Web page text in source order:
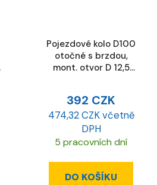
Pojezdové kolo D100
otočné s brzdou,
mont. otvor D 12,5
392 CZK
474,32 CZK včetně
DPH
5 pracovních dní
DO KOŠÍKU